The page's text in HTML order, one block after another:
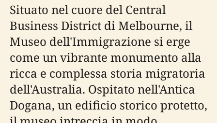
Situato nel cuore del Central
Business District di Melbourne, il
Museo dell'Immigrazione si erge
come un vibrante monumento alla
ricca e complessa storia migratoria
dell'Australia. Ospitato nell'Antica
Dogana, un edificio storico protetto,